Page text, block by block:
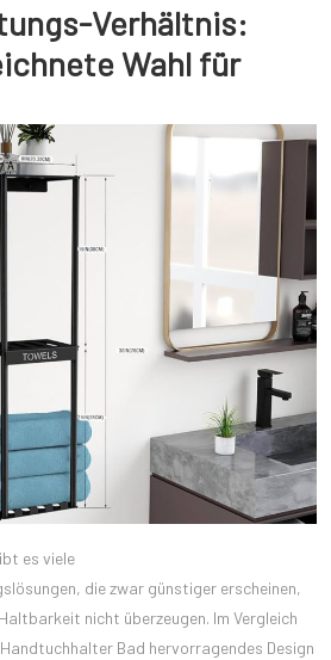
Verhältnis:
Wahl für
es viele
die zwar günstiger erscheinen,
nicht überzeugen. Im Vergleich
Bad hervorragendes Design